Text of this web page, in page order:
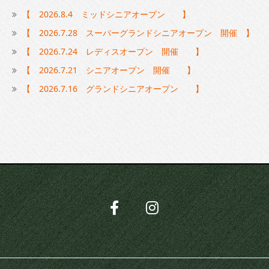
【 2026.8.4 ミッドシニアオープン 】
【 2026.7.28 スーパーグランドシニアオープン 開催 】
【 2026.7.24 レディスオープン 開催 】
【 2026.7.21 シニアオープン 開催 】
【 2026.7.16 グランドシニアオープン 】